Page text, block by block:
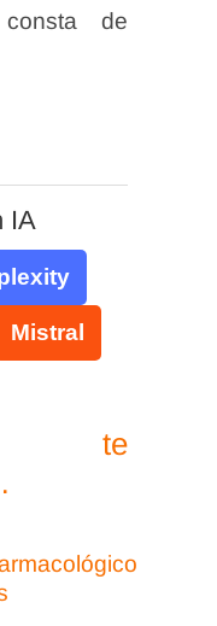
de
IA
Mistral
te